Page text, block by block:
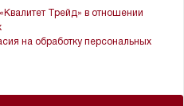
Трейд» в отношении
на обработку персональных